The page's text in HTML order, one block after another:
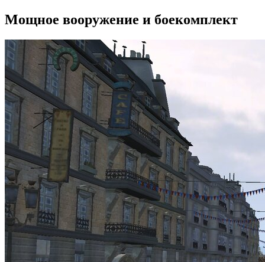
Мощное вооружение и боекомплект